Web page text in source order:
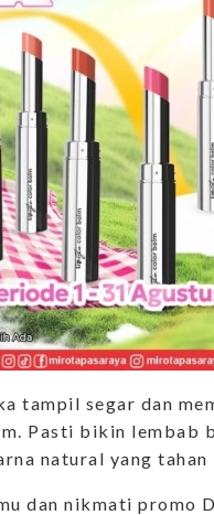
tampil segar dan
Pasti bikin lembab
natural yang tahan
dan nikmati promo